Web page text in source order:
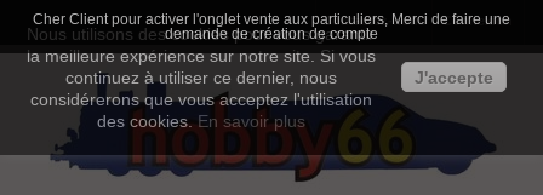
Cher Client pour activer l'onglet vente aux particuliers, Merci de faire une
demande de création de compte
Connexion
Contactez-nous
Nous utilisons des cookies pour vous garantir
la meilleure expérience sur notre site. Si vous
continuez à utiliser ce dernier, nous
considérerons que vous acceptez l'utilisation
des cookies.En savoir plus
J'accepte